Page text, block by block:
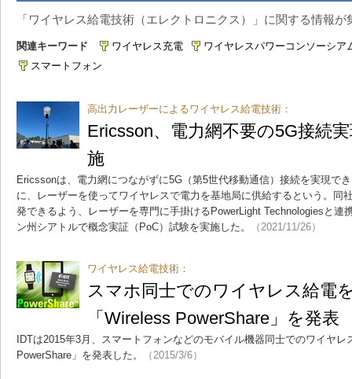
「ワイヤレス給電技術（エレクトロニクス）」に関する情報
関連キーワード ワイヤレス充電
ワイヤレスパワーコンソーシア
スマートフォン
高出力レーザーによるワイヤレス給電技術：
Ericsson、電力網不要の5G接続
施
Ericssonは、電力網につながずに5G（第5世代移動通信）接続を実現で
に、レーザーを使ってワイヤレスで電力を基地局に供給するという。同
発できるよう、レーザーを専門に手掛けるPowerLight Technologiesと連
ン州シアトルで概念実証（PoC）試験を実施した。
（2021/11/26）
ワイヤレス給電技術：
スマホ同士でのワイヤレス給電
「Wireless PowerShare」を発表
IDTは2015年3月、スマートフォンなどのモバイル機器同士でのワイヤ
PowerShare」を発表した。
（2015/3/6）